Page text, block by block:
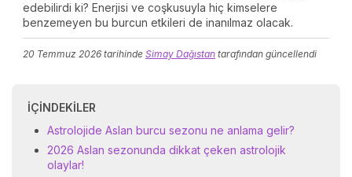
edebilirdi ki? Enerjisi ve coşkusuyla hiç kimselere
benzemeyen bu burcun etkileri de inanılmaz olacak.
20 Temmuz 2026 tarihinde Simay Dağıstan tarafından güncellendi
İÇINDEKILER
Astrolojide Aslan burcu sezonu ne anlama gelir?
2026 Aslan sezonunda dikkat çeken astrolojik
olaylar!